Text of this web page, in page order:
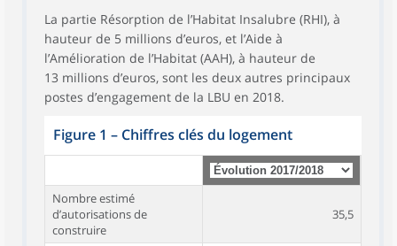
La partie Résorption de l’Habitat Insalubre (RHI), à
hauteur de 5 millions d’euros, et l’Aide à
l’Amélioration de l’Habitat (AAH), à hauteur de
13 millions d’euros, sont les deux autres principaux
postes d’engagement de la LBU en 2018.
Figure 1 – Chiffres clés du logement
Nombre estimé
d’autorisations de
construire
35,5